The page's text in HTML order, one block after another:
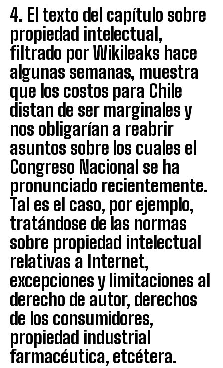
4. El texto del capítulo sobre
propiedad intelectual,
filtrado por Wikileaks hace
algunas semanas, muestra
que los costos para Chile
distan de ser marginales y
nos obligarían a reabrir
asuntos sobre los cuales el
Congreso Nacional se ha
pronunciado recientemente.
Tal es el caso, por ejemplo,
tratándose de las normas
sobre propiedad intelectual
relativas a Internet,
excepciones y limitaciones al
derecho de autor, derechos
de los consumidores,
propiedad industrial
farmacéutica, etcétera.